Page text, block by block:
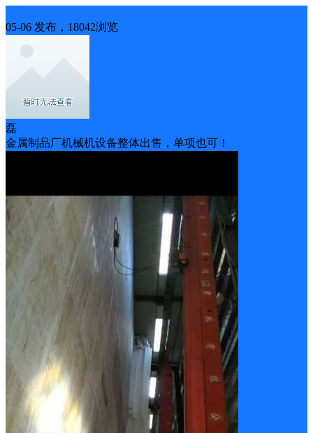
05-06 发布，18042浏览
磊
金属制品厂机械机设备整体出售，单项也可！